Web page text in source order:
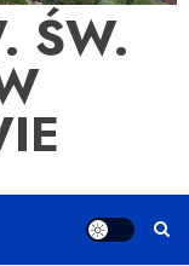
ŚW.